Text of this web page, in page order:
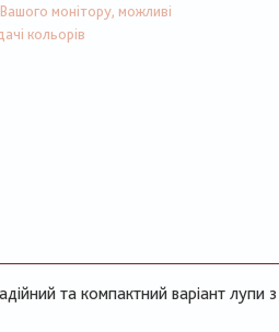
монітору, можливі
кольорів
та компактний варіант лупи з